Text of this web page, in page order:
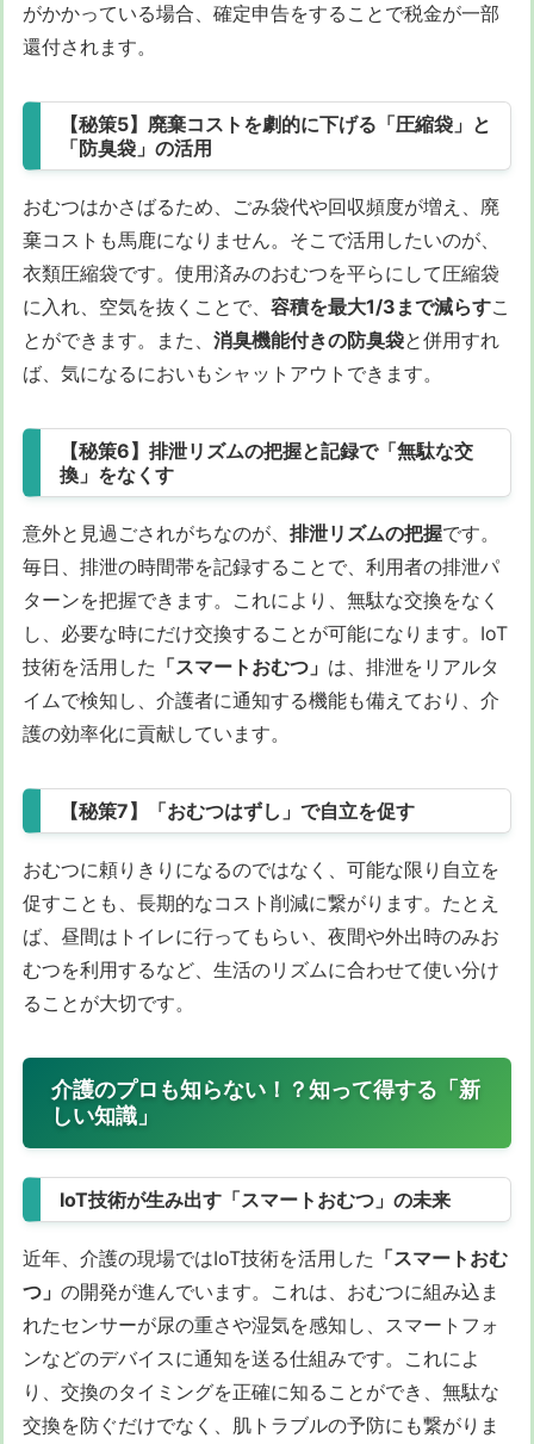
がかかっている場合、確定申告をすることで税金が一部
還付されます。
【秘策5】廃棄コストを劇的に下げる「圧縮袋」と
「防臭袋」の活用
おむつはかさばるため、ごみ袋代や回収頻度が増え、廃
棄コストも馬鹿になりません。そこで活用したいのが、
衣類圧縮袋です。使用済みのおむつを平らにして圧縮袋
に入れ、空気を抜くことで、 容積を最大1/3まで減らすこ
とができます。また、 消臭機能付きの防臭袋と併用すれ
ば、気になるにおいもシャットアウトできます。
【秘策6】排泄リズムの把握と記録で「無駄な交
換」をなくす
意外と見過ごされがちなのが、 排泄リズムの把握です。
毎日、排泄の時間帯を記録することで、利用者の排泄パ
ターンを把握できます。これにより、無駄な交換をなく
し、必要な時にだけ交換することが可能になります。IoT
技術を活用した 「スマートおむつ」 は、排泄をリアルタ
イムで検知し、介護者に通知する機能も備えており、介
護の効率化に貢献しています。
【秘策7】「おむつはずし」で自立を促す
おむつに頼りきりになるのではなく、可能な限り自立を
促すことも、長期的なコスト削減に繋がります。たとえ
ば、昼間はトイレに行ってもらい、夜間や外出時のみお
むつを利用するなど、生活のリズムに合わせて使い分け
ることが大切です。
介護のプロも知らない！？知って得する「新
しい知識」
IoT技術が生み出す「スマートおむつ」の未来
近年、介護の現場ではIoT技術を活用した 「スマートおむ
つ」 の開発が進んでいます。これは、おむつに組み込ま
れたセンサーが尿の重さや湿気を感知し、スマートフォ
ンなどのデバイスに通知を送る仕組みです。これによ
り、交換のタイミングを正確に知ることができ、無駄な
交換を防ぐだけでなく、肌トラブルの予防にも繋がりま